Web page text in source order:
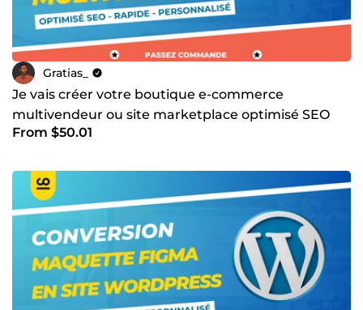
Gratias_
Je vais créer votre boutique e-commerce
multivendeur ou site marketplace optimisé SEO
avec WordPress
From $50.01